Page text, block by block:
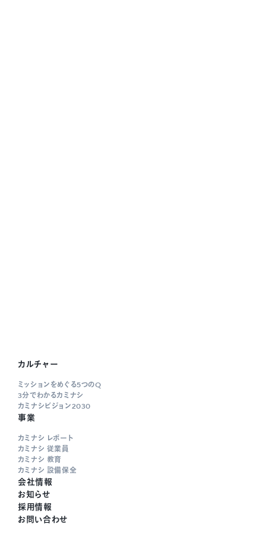
カルチャー
ミッションをめぐる5つのQ
3分でわかるカミナシ
カミナシビジョン2030
事業
カミナシ レポート
カミナシ 従業員
カミナシ 教育
カミナシ 設備保全
会社情報
お知らせ
採用情報
お問い合わせ